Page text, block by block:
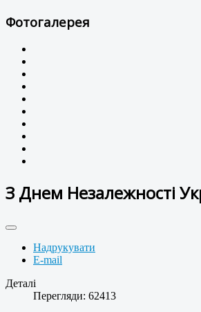
Фотогалерея
З Днем Незалежності
Надрукувати
E-mail
Деталі
Перегляди: 62413